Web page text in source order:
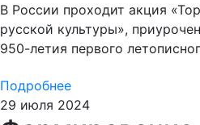
В России проходит акция
русской культуры»,
950-летия первого
Подробнее
29 июля 2024